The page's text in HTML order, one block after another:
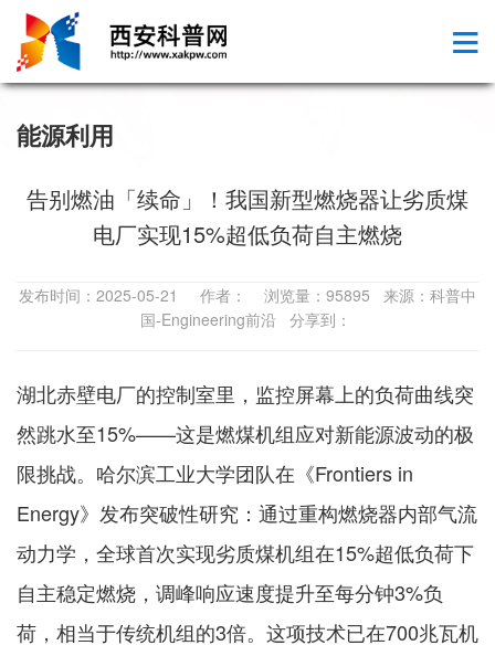
能源利用
告别燃油「续命」！我国新型燃烧器让劣质煤
电厂实现15%超低负荷自主燃烧
发布时间：2025-05-21 作者： 浏览量：95895 来源：科普中
国-Engineering前沿 分享到：
湖北赤壁电厂的控制室里，监控屏幕上的负荷曲线突
然跳水至15%——这是燃煤机组应对新能源波动的极
限挑战。哈尔滨工业大学团队在《Frontiers in
Energy》发布突破性研究：通过重构燃烧器内部气流
动力学，全球首次实现劣质煤机组在15%超低负荷下
自主稳定燃烧，调峰响应速度提升至每分钟3%负
荷，相当于传统机组的3倍。这项技术已在700兆瓦机